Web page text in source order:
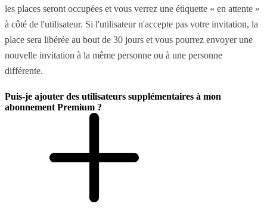
les places seront occupées et vous verrez une étiquette « en attente »
à côté de l'utilisateur. Si l'utilisateur n'accepte pas votre invitation, la
place sera libérée au bout de 30 jours et vous pourrez envoyer une
nouvelle invitation à la même personne ou à une personne
différente.
Puis-je ajouter des utilisateurs supplémentaires à mon
abonnement Premium ?